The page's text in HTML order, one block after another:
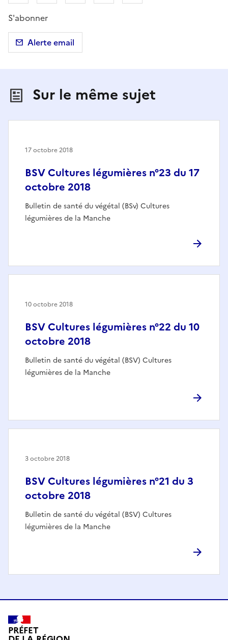
S'abonner
Alerte email
Sur le même sujet
BSV Cultures légumières n°23 du 17
octobre 2018
Bulletin de santé du végétal (BSv) Cultures
légumières de la Manche
17 octobre 2018
BSV Cultures légumières n°22 du 10
octobre 2018
Bulletin de santé du végétal (BSV) Cultures
légumières de la Manche
10 octobre 2018
BSV Cultures légumières n°21 du 3
octobre 2018
Bulletin de santé du végétal (BSV) Cultures
légumières de la Manche
3 octobre 2018
PRÉFET